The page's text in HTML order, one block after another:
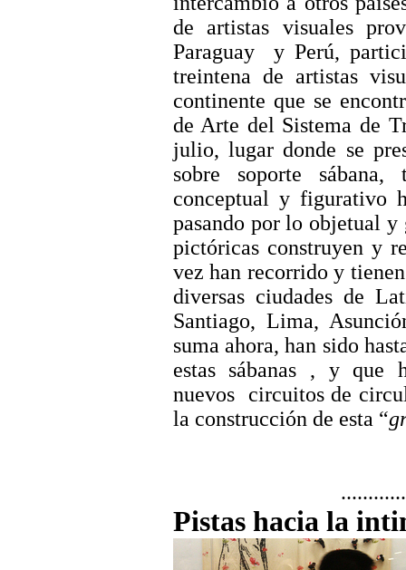
de artistas visuales
Paraguay
y Perú,
treintena de artistas
continente que se
de Arte del Sistema de
julio, lugar donde se
sobre soporte
conceptual y figurativo
pasando por lo objetual y
pictóricas construyen y
vez han recorrido y
diversas ciudades de
Santiago, Lima,
suma ahora, han sido
estas sábanas , y que
nuevos
circuitos de
la construcción de esta “
Pistas hacia la